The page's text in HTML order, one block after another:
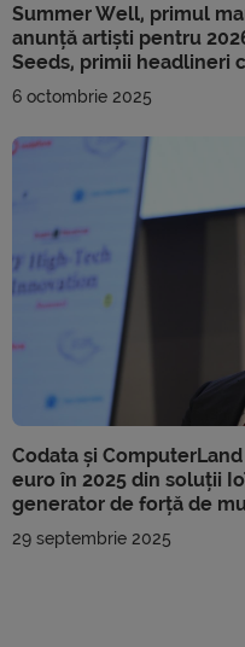
Summer Well, primul
anunță artiști pentru
Seeds, primii headlineri
6 octombrie 2025
Codata și
euro în 2025 din soluții
generator de forță de
29 septembrie 2025